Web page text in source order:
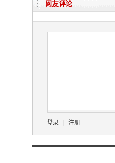
网友评论
登录 注册